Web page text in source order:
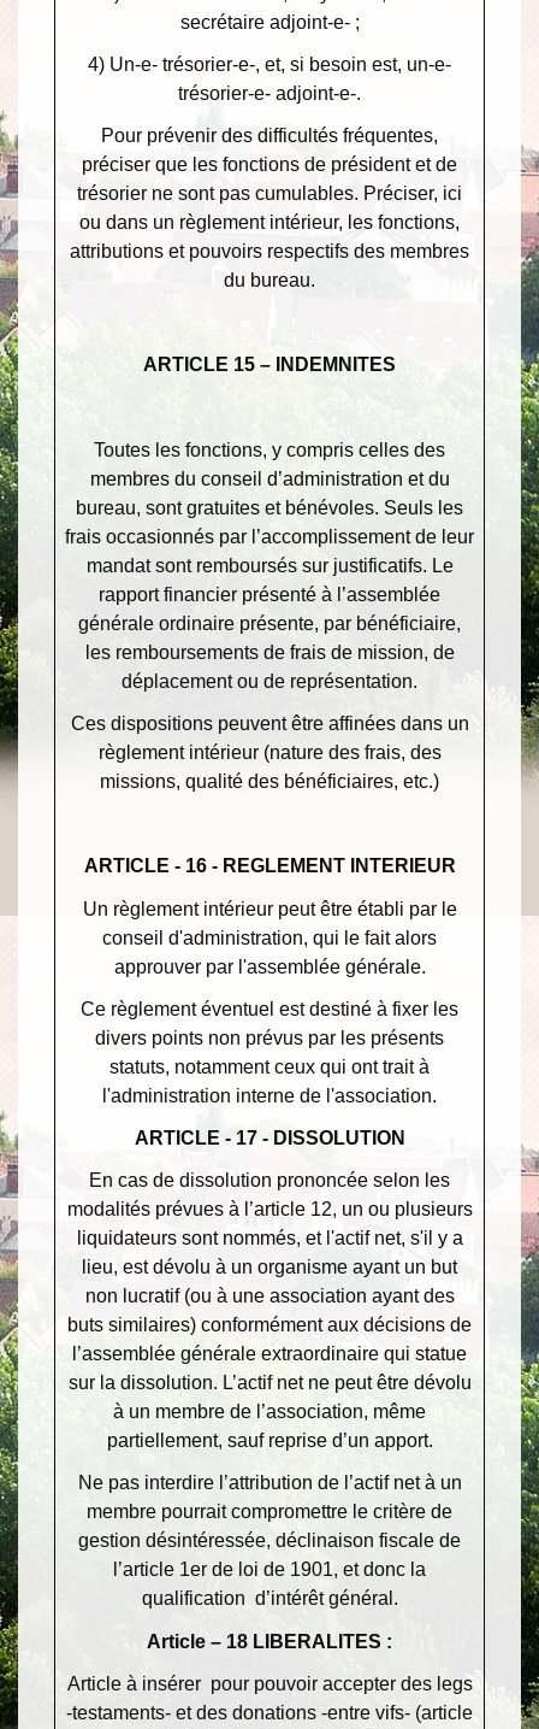
secrétaire adjoint-e- ;
4) Un-e- trésorier-e-, et, si besoin est, un-e-
trésorier-e- adjoint-e-.
Pour prévenir des difficultés fréquentes,
préciser que les fonctions de président et de
trésorier ne sont pas cumulables. Préciser, ici
ou dans un règlement intérieur, les fonctions,
attributions et pouvoirs respectifs des membres
du bureau.
ARTICLE 15 – INDEMNITES
Toutes les fonctions, y compris celles des
membres du conseil d’administration et du
bureau, sont gratuites et bénévoles. Seuls les
frais occasionnés par l’accomplissement de leur
mandat sont remboursés sur justificatifs. Le
rapport financier présenté à l’assemblée
générale ordinaire présente, par bénéficiaire,
les remboursements de frais de mission, de
déplacement ou de représentation.
Ces dispositions peuvent être affinées dans un
règlement intérieur (nature des frais, des
missions, qualité des bénéficiaires, etc.)
ARTICLE - 16 - REGLEMENT INTERIEUR
Un règlement intérieur peut être établi par le
conseil d'administration, qui le fait alors
approuver par l'assemblée générale.
Ce règlement éventuel est destiné à fixer les
divers points non prévus par les présents
statuts, notamment ceux qui ont trait à
l'administration interne de l'association.
ARTICLE - 17 - DISSOLUTION
En cas de dissolution prononcée selon les
modalités prévues à l’article 12, un ou plusieurs
liquidateurs sont nommés, et l'actif net, s'il y a
lieu, est dévolu à un organisme ayant un but
non lucratif (ou à une association ayant des
buts similaires) conformément aux décisions de
l’assemblée générale extraordinaire qui statue
sur la dissolution. L’actif net ne peut être dévolu
à un membre de l’association, même
partiellement, sauf reprise d’un apport.
Ne pas interdire l’attribution de l’actif net à un
membre pourrait compromettre le critère de
gestion désintéressée, déclinaison fiscale de
l’article 1er de loi de 1901, et donc la
qualification d’intérêt général.
Article – 18 LIBERALITES :
Article à insérer pour pouvoir accepter des legs
-testaments- et des donations -entre vifs- (article